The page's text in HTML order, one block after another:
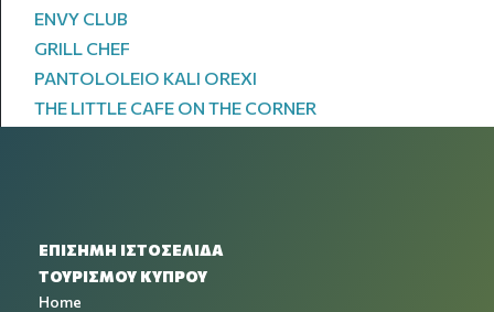
ENVY CLUB
GRILL CHEF
PANTOLOLEIO KALI OREXI
THE LITTLE CAFE ON THE CORNER
ΕΠΙΣΗΜΗ ΙΣΤΟΣΕΛΙΔΑ
ΤΟΥΡΙΣΜΟΥ ΚΥΠΡΟΥ
Home